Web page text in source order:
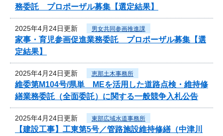
務委託 プロポーザル募集【選定結果】
2025年4月24日更新 男女共同参画推進課
家事・育児参画促進業務委託 プロポーザル募集【選
定結果】
2025年4月24日更新 恵那土木事務所
維委第M104号/県単 MEを活用した道路点検・維持修
繕業務委託（全面委託）に関する一般競争入札公告
2025年4月24日更新 東部広域水道事務所
【建設工事】工東第5号／管路施設維持修繕（中津川